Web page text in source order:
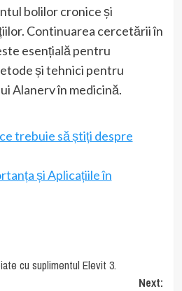
bolilor cronice și
Continuarea cercetării în
esențială pentru
și tehnici pentru
Alanerv în medicină.
trebuie să știți despre
și Aplicațiile în
cu suplimentul Elevit 3.
Next: